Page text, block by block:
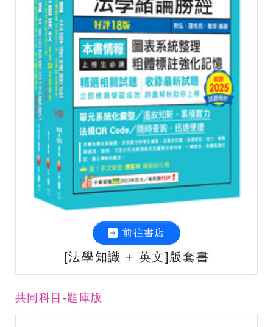
前往書店
[法學知識 + 英文]版套書
共同科目-題庫版